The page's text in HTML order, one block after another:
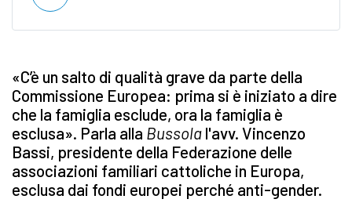
«C’è un salto di qualità grave da parte della
Commissione Europea: prima si è iniziato a dire
che la famiglia esclude, ora la famiglia è
esclusa». Parla alla Bussola l'avv. Vincenzo
Bassi, presidente della Federazione delle
associazioni familiari cattoliche in Europa,
esclusa dai fondi europei perché anti-gender.